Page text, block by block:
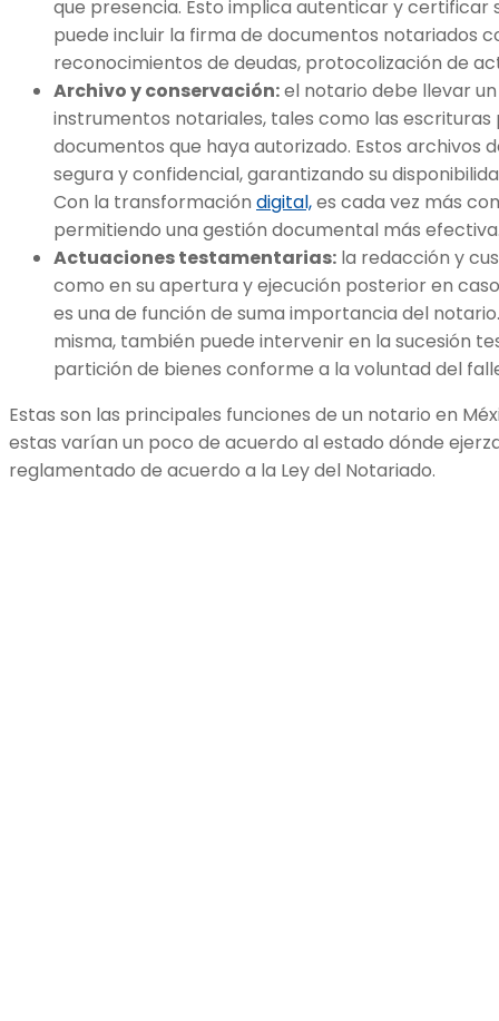
que presencia. Esto implica autenticar y certificar
puede incluir la firma de documentos notariados
reconocimientos de deudas, protocolización de
Archivo y conservación:el notario debe llevar
instrumentos notariales, tales como las escrituras
documentos que haya autorizado. Estos archivos
segura y confidencial, garantizando su
Con la transformación digital,es cada vez más
permitiendo una gestión documental más
Actuaciones testamentarias: la redacción y
como en su apertura y ejecución posterior en
es una de función de suma importancia del
misma, también puede intervenir en la sucesión
partición de bienes conforme a la voluntad del
Estas son las principales funciones de un notario en
estas varían un poco de acuerdo al estado dónde
reglamentado de acuerdo a la Ley del Notariado.